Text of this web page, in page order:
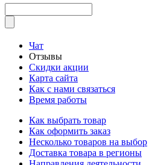
Чат
Отзывы
Скидки акции
Карта сайта
Как с нами связаться
Время работы
Как выбрать товар
Как оформить заказ
Несколько товаров на выбор
Доставка товара в регионы